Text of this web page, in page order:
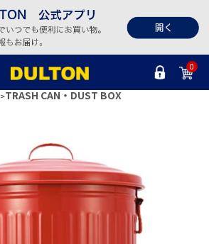
0
>TRASH CAN・DUST BOX